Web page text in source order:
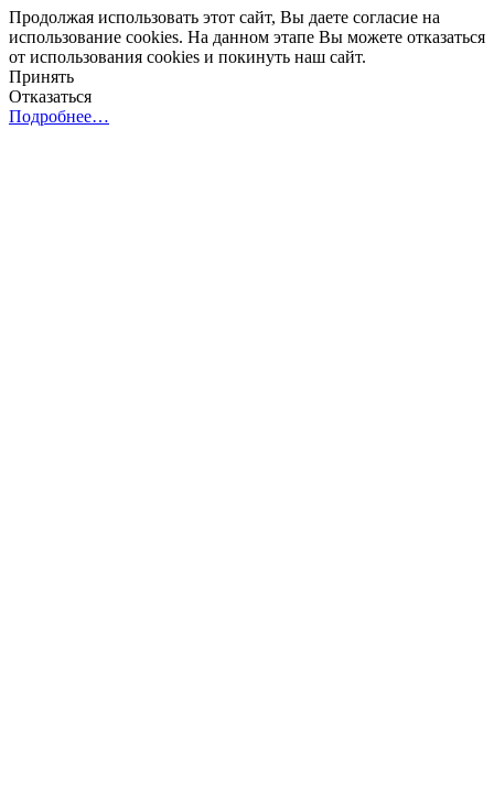
Продолжая использовать этот сайт, Вы даете согласие на
использование cookies. На данном этапе Вы можете отказаться
от использования cookies и покинуть наш сайт.
Принять
Отказаться
Подробнее…